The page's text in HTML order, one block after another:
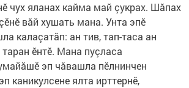
чух яланах кайма май çукрах. Шăпах
вăй хушать мана. Унта эпӗ
калаçатăп: ан тив, тап-таса ан
таран ӗнтӗ. Мана пуçласа
эп чăвашла пӗлнинчен
каникулсене ялта ирттернӗ,